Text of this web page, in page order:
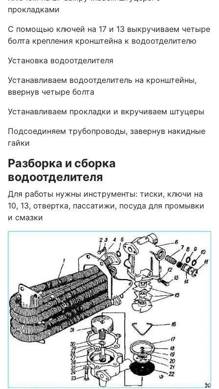
прокладками
С помощью ключей на 17 и 13 выкручиваем четыре
болта крепления кронштейна к водоотделителю
Установка водоотделителя
Устанавливаем водоотделитель на кронштейны,
ввернув четыре болта
Устанавливаем прокладки и вкручиваем штуцеры
Подсоединяем трубопроводы, завернув накидные
гайки
Разборка и сборка
водоотделителя
Для работы нужны инструменты: тиски, ключи на
10, 13, отвертка, пассатижи, посуда для промывки
и смазки